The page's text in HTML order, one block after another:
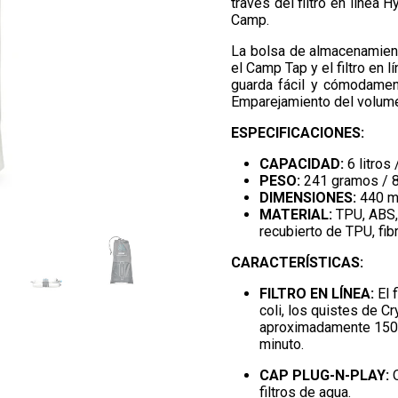
Camp.
La bolsa de
el Camp Tap y el filtro en
guarda fácil y
Emparejamiento del
ESPECIFICACIONES:
CAPACIDAD: 6 litros
PESO: 241 gramos /
DIMENSIONES: 440
MATERIAL: TPU,
recubierto de TPU,
CARACTERÍSTICAS:
FILTRO EN LÍNEA: El
coli, los quistes de
aproximadamente
minuto.
CAP PLUG-N-PLAY:
filtros de agua.